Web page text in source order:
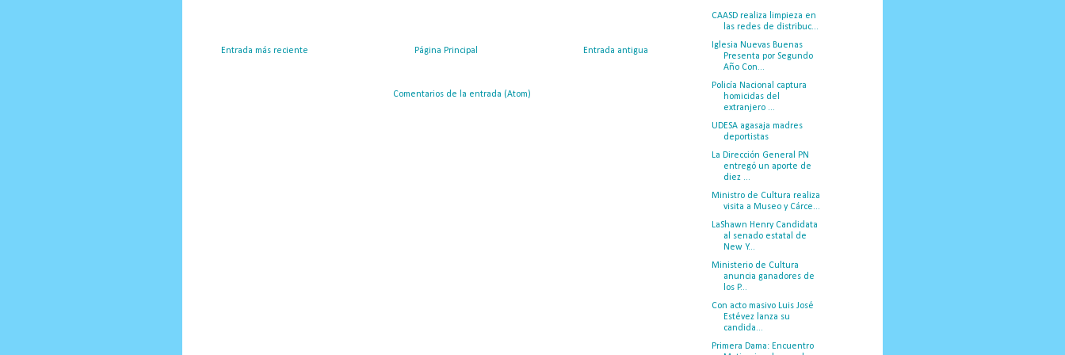
Entrada más reciente Entrada antigua
Página Principal
Comentarios de la entrada (Atom)
CAASD realiza limpieza en
las redes de distribuc...
Iglesia Nuevas Buenas
Presenta por Segundo
Año Con...
Policía Nacional captura
homicidas del
extranjero ...
UDESA agasaja madres
deportistas
La Dirección General PN
entregó un aporte de
diez ...
Ministro de Cultura realiza
visita a Museo y Cárce...
LaShawn Henry Candidata
al senado estatal de
New Y...
Ministerio de Cultura
anuncia ganadores de
los P...
Con acto masivo Luis José
Estévez lanza su
candida...
Primera Dama: Encuentro